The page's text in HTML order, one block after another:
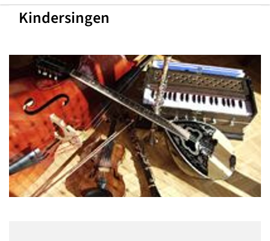
Kindersingen